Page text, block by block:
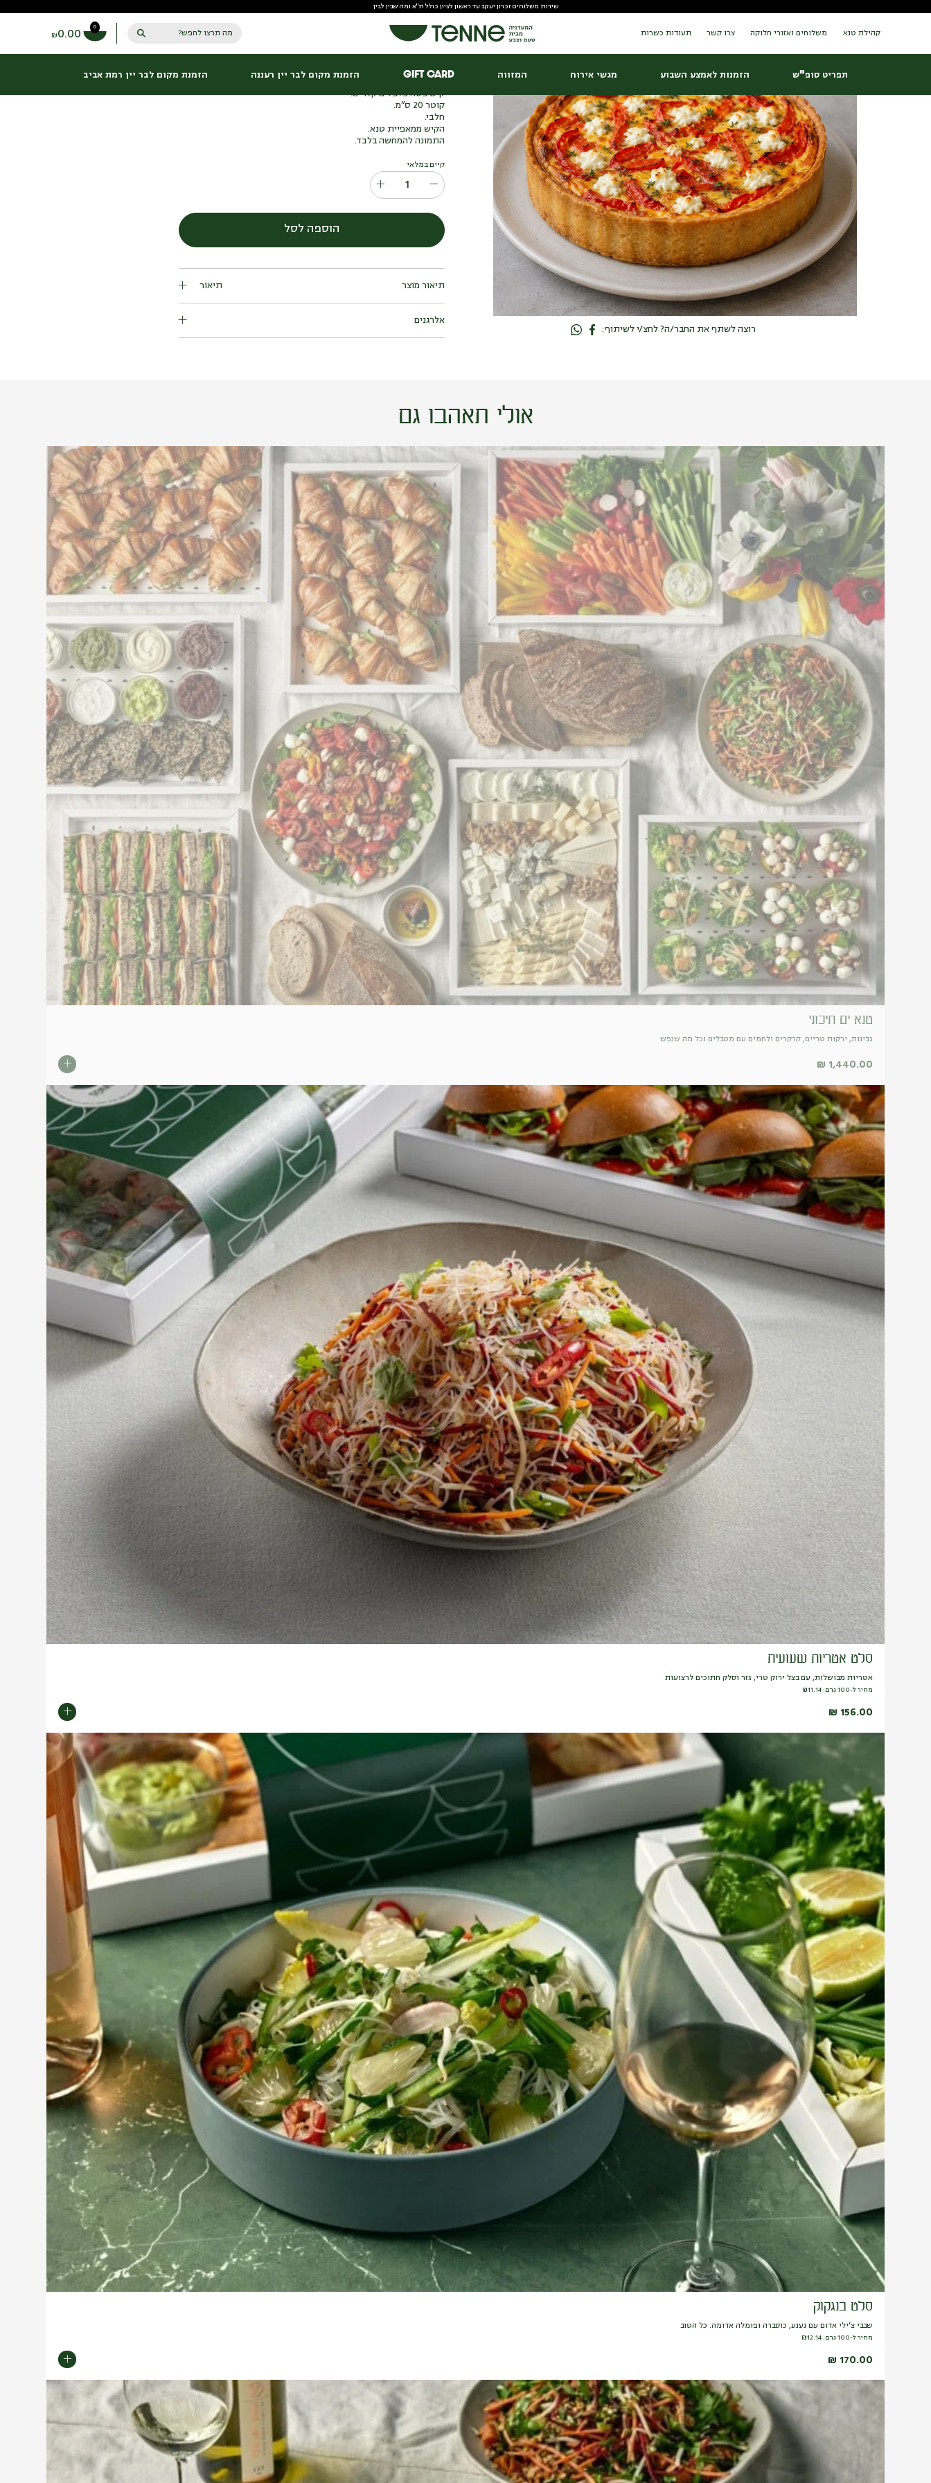
שירות משלוחים זכרון יעקב עד ראשון לציון כולל ת"א ומה שבין לבין
קהילת טנא משלוחים ואזורי חלוקה צרו קשר תעודות כשרות מה תרצו לחפש?
0
₪0.00
תפריט סופ"ש הזמנות לאמצע השבוע מגשי אירוח המזווה Gift Card הזמנת מקום לבר יין רעננה הזמנת מקום לבר יין רמת אביב
עמוד הבית/מגשי אירוח/ קיש פטה פלפלים קלויים
רוצה לשתף את החבר/ה? לחצ/י לשיתוף:
קיש פטה פלפלים קלויים
קיש פטה פלפלים קלויים.
קוטר 20 ס”מ.
חלבי.
הקיש ממאפיית טנא.
התמונה להמחשה בלבד.
קיים במלאי
קיש
קלויים
הוספה לסל
תיאור
קיש פטה פלפלים קלויים.
אלרגנים
אולי תאהבו גם
טנא ים תיכוני
גבינות, ירקות טריים, קרקרים ולחמים עם מטבלים וכל מה שנפש
₪ 1,440.00
סלט אטריות שעועית
אטריות מבושלות, עם בצל ירוק טרי, גזר וסלק חתוכים לרצועות
מחיר ל-100 גרם: ₪11.14
₪ 156.00
סלט בנגקוק
שבבי צ’ילי אדום עם נענע, כוסברה ופומלה אדומה. כל הטוב
מחיר ל-100 גרם: ₪12.14
₪ 170.00